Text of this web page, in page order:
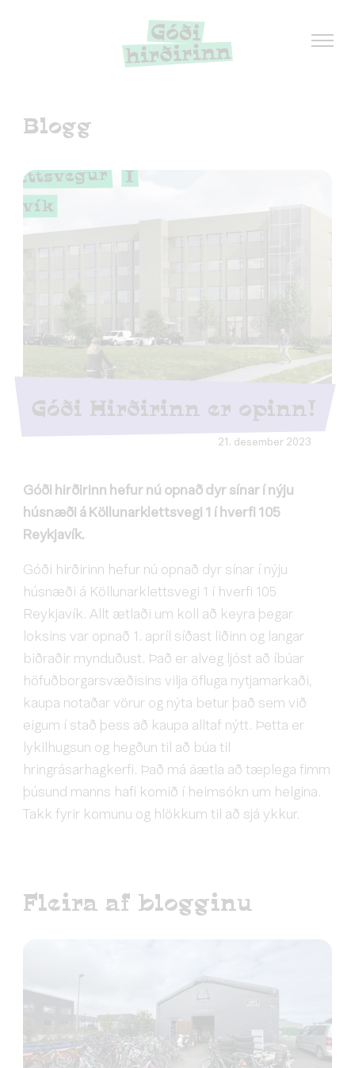
Blogg
Góði Hirðirinn er opinn!
21. desember 2023
Góði hirðirinn hefur nú opnað dyr sínar í nýju
húsnæði á Köllunarklettsvegi 1 í hverfi 105
Reykjavík.
Góði hirðirinn hefur nú opnað dyr sínar í nýju
húsnæði á Köllunarklettsvegi 1 í hverfi 105
Reykjavík. Allt ætlaði um koll að keyra þegar
loksins var opnað 1. apríl síðast liðinn og langar
biðraðir mynduðust. Það er alveg ljóst að íbúar
höfuðborgarsvæðisins vilja öfluga nytjamarkaði,
kaupa notaðar vörur og nýta betur það sem við
eigum í stað þess að kaupa alltaf nýtt. Þetta er
lykilhugsun og hegðun til að búa til
hringrásarhagkerfi. Það má áætla að tæplega fimm
þúsund manns hafi komið í heimsókn um helgina.
Takk fyrir komunu og hlökkum til að sjá ykkur.
Fleira af blogginu